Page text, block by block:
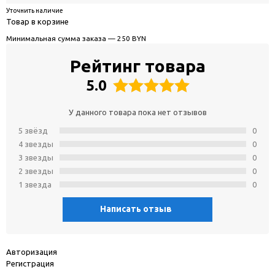
Уточнить наличие
Товар в корзине
Минимальная сумма заказа — 250 BYN
Рейтинг товара
5.0
У данного товара пока нет отзывов
5 звёзд
4 звeзды
3 звeзды
2 звeзды
1 звeзда
0
0
0
0
0
Написать отзыв
Авторизация
Регистрация